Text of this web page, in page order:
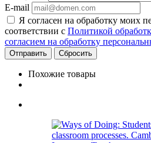
E-mail
Я согласен на обработку моих
соответствии с Политикой
согласием на обработку
Сбросить
Похожие товары